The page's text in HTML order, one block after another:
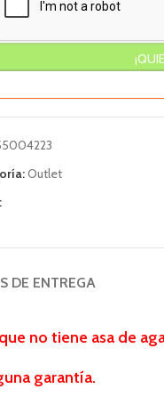
Outlet
DE ENTREGA
no tiene asa de
garantía.